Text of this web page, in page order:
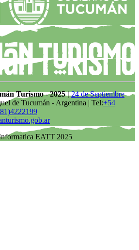
Turismo - 2025 |24 de Septiembre
de Tucumán - Argentina | Tel:+54
|
EATT 2025